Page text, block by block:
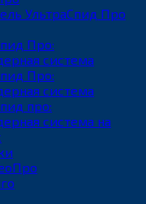
УльтраСпид Про
Про:
система
Про:
система
про:
система на